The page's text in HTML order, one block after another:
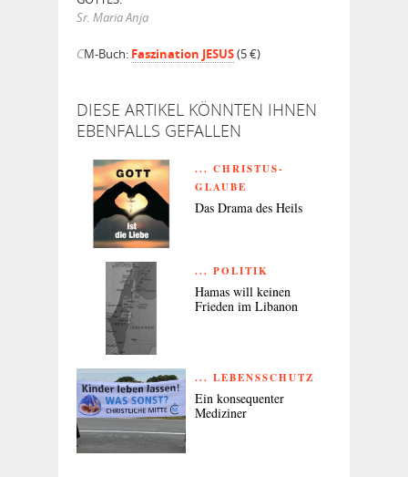
Sr. Maria Anja
CM-Buch: Faszination JESUS(5 €)
DIESE ARTIKEL KÖNNTEN IHNEN
EBENFALLS GEFALLEN
... CHRISTUS-
GLAUBE
Das Drama des Heils
... POLITIK
Hamas will keinen
Frieden im Libanon
... LEBENSSCHUTZ
Ein konsequenter
Mediziner